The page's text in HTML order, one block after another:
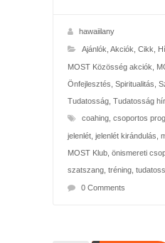
hawaiilany
Ajánlók Akciók Cikk
MOST Közösség akciók
Önfejlesztés Spiritualitás
Tudatosság, Tudatosság
coahing, csoportos
jelenlét, jelenlét kirándulás
MOST Klub, önismereti
szatszang, tréning,
0 Comments